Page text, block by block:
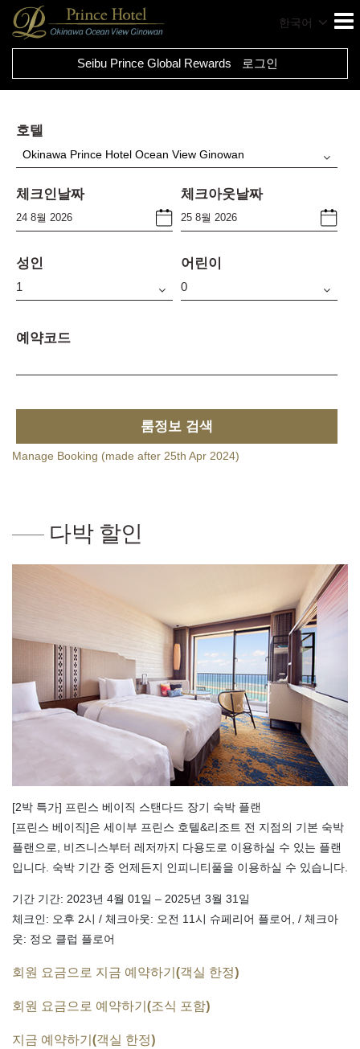
한국어
Seibu Prince Global Rewards 로그인
호텔
Okinawa Prince Hotel Ocean View Ginowan
체크인날짜 체크아웃날짜
성인 어린이
예약코드
룸정보 검색
Manage Booking (made after 25th Apr 2024)
다박 할인
[2박 특가] 프린스 베이직 스탠다드 장기 숙박 플랜
[프린스 베이직]은 세이부 프린스 호텔&리조트 전 지점의 기본 숙박
플랜으로, 비즈니스부터 레저까지 다용도로 이용하실 수 있는 플랜
입니다. 숙박 기간 중 언제든지 인피니티풀을 이용하실 수 있습니다.
기간 기간: 2023년 4월 01일 – 2025년 3월 31일
체크인: 오후 2시 / 체크아웃: 오전 11시 슈페리어 플로어, / 체크아
웃: 정오 클럽 플로어
회원 요금으로 지금 예약하기(객실 한정)
회원 요금으로 예약하기(조식 포함)
지금 예약하기(객실 한정)